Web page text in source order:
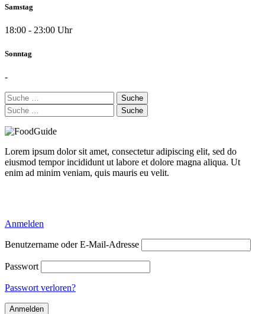
Samstag
18:00 - 23:00 Uhr
Sonntag
-
Suche
nach:
Suche
nach:
Lorem ipsum dolor sit amet, consectetur adipiscing elit, sed do
eiusmod tempor incididunt ut labore et dolore magna aliqua. Ut
enim ad minim veniam, quis mauris eu velit.
Anmelden
Benutzername oder E-Mail-Adresse
Passwort
Passwort verloren?